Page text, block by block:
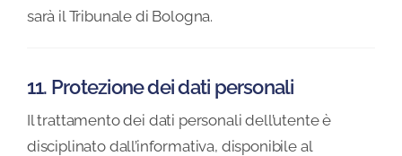
sarà il Tribunale di Bologna.
11. Protezione dei dati personali
Il trattamento dei dati personali dell’utente è
disciplinato dall’informativa, disponibile al